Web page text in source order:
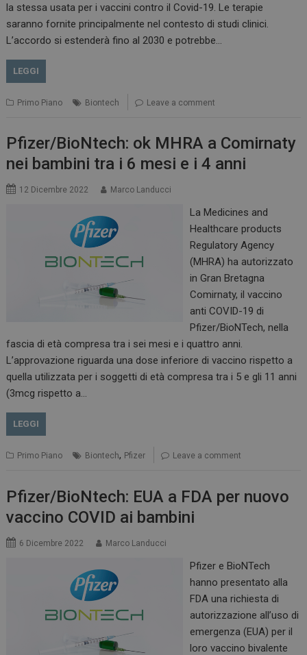
la stessa usata per i vaccini contro il Covid-19. Le terapie
saranno fornite principalmente nel contesto di studi clinici.
L’accordo si estenderà fino al 2030 e potrebbe…
LEGGI
Primo Piano Biontech Leave a comment
Pfizer/BioNtech: ok MHRA a Comirnaty
nei bambini tra i 6 mesi e i 4 anni
12 Dicembre 2022 Marco Landucci
La Medicines and
Healthcare products
Regulatory Agency
(MHRA) ha autorizzato
in Gran Bretagna
Comirnaty, il vaccino
anti COVID-19 di
Pfizer/BioNTech, nella
fascia di età compresa tra i sei mesi e i quattro anni.
L’approvazione riguarda una dose inferiore di vaccino rispetto a
quella utilizzata per i soggetti di età compresa tra i 5 e gli 11 anni
(3mcg rispetto a…
LEGGI
Primo Piano Biontech, Pfizer Leave a comment
Pfizer/BioNtech: EUA a FDA per nuovo
vaccino COVID ai bambini
6 Dicembre 2022 Marco Landucci
Pfizer e BioNTech
hanno presentato alla
FDA una richiesta di
autorizzazione all’uso di
emergenza (EUA) per il
loro vaccino bivalente
www.dailyhealthindustry.it
tracking-sites-
ironfish-session-id
www.dailyhealthindustry.it
settimane
2 giorni
1 anno 1
mese